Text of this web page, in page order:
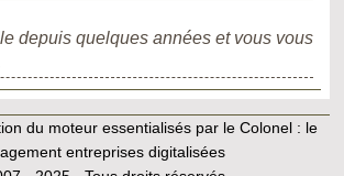
depuis quelques années et vous vous
du moteur essentialisés par le Colonel : le
entreprises digitalisées